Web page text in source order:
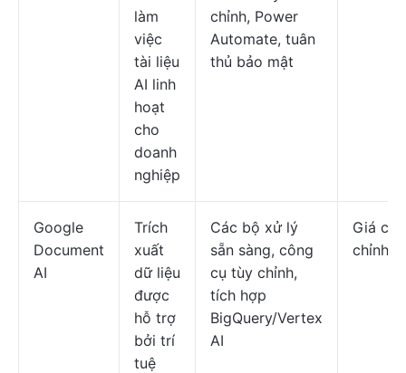
làm
việc
tài liệu
AI linh
hoạt
cho
doanh
nghiệp
chỉnh, Power
Automate, tuân
thủ bảo mật
Google
Document
AI
Trích
xuất
dữ liệu
được
hỗ trợ
bởi trí
tuệ
Các bộ xử lý
sẵn sàng, công
cụ tùy chỉnh,
tích hợp
BigQuery/Vertex
AI
Giá cả
chỉnh